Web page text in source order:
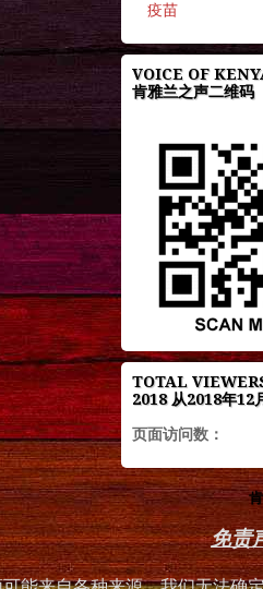
疫苗
VOICE OF
肯雅兰之声二维码
TOTAL
2018 从2018年12
页面访问数：
免责